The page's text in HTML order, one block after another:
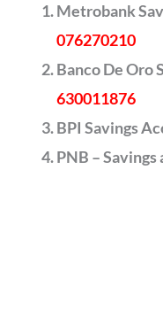
Metrobank
076270210
Banco De Oro
630011876
BPI Savings
PNB –